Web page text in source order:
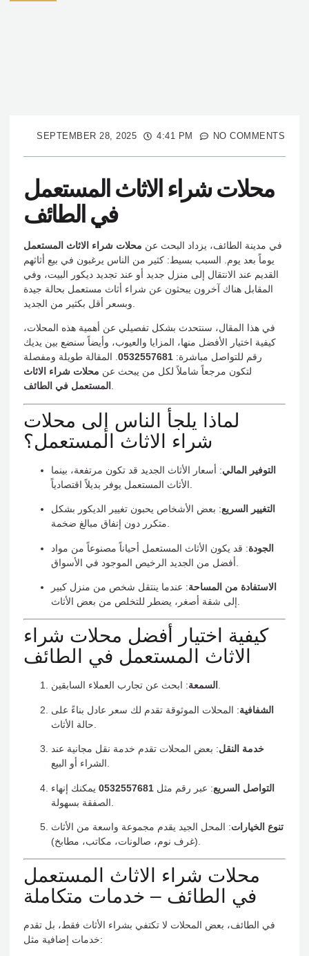
SEPTEMBER 28, 2025 4:41 PM NO COMMENTS
محلات شراء الاثاث المستعمل
في الطائف
في مدينة الطائف، يزداد البحث عن محلات شراء الاثاث المستعمل
يوماً بعد يوم. السبب بسيط: كثير من الناس يرغبون في بيع أثاثهم
القديم عند الانتقال إلى منزل جديد أو عند تجديد ديكور البيت، وفي
المقابل هناك آخرون يبحثون عن شراء أثاث مستعمل بحالة جيدة
في هذا المقال، سنتحدث بشكل تفصيلي عن أهمية هذه المحلات،
كيفية اختيار الأفضل منها، المزايا والعيوب، وأيضاً سنضع بين يديك
رقم للتواصل مباشرة: 0532557681. المقالة طويلة ومفصلة
لتكون مرجعاً شاملاً لكل من يبحث عن محلات شراء الاثاث
المستعمل في الطائف .
لماذا يلجأ الناس إلى محلات
شراء الاثاث المستعمل؟
التوفير المالي: أسعار الأثاث الجديد قد تكون مرتفعة، بينما
التغيير السريع: بعض الأشخاص يحبون تغيير الديكور بشكل
الجودة: قد يكون الأثاث المستعمل أحياناً مصنوعاً من مواد
الاستفادة من المساحة: عندما ينتقل شخص من منزل كبير
كيفية اختيار أفضل محلات شراء
الاثاث المستعمل في الطائف
السمعة : ابحث عن تجارب العملاء السابقين.
الشفافية: المحلات الموثوقة تقدم لك سعر عادل بناءً على
خدمة النقل: بعض المحلات تقدم خدمة نقل مجانية عند
التواصل السريع: عبر رقم مثل 0532557681 يمكنك إنهاء
تنوع الخيارات: المحل الجيد يقدم مجموعة واسعة من الأثاث
محلات شراء الاثاث المستعمل
في الطائف – خدمات متكاملة
في الطائف، بعض المحلات لا تكتفي بشراء الأثاث فقط، بل تقدم
خدمات إضافية مثل: